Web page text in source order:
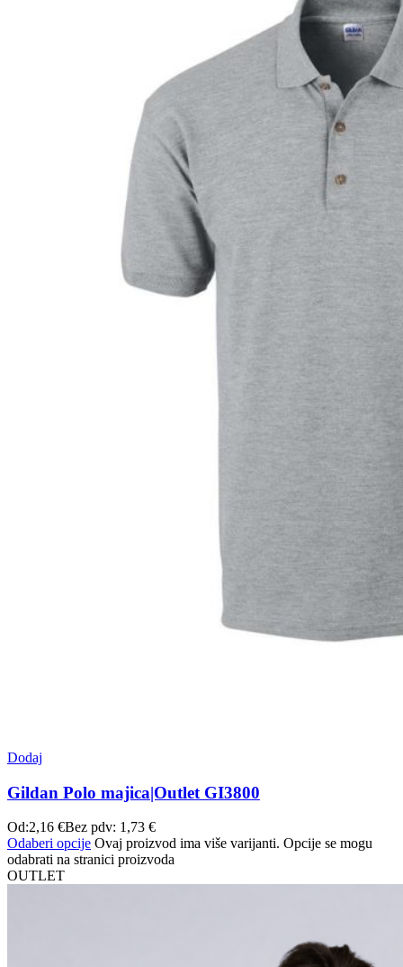
Dodaj
Gildan Polo majica|Outlet GI3800
Od:2,16 €Bez pdv: 1,73 €
Odaberi opcije Ovaj proizvod ima više varijanti. Opcije se mogu
odabrati na stranici proizvoda
OUTLET